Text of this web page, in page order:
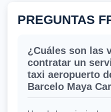
PREGUNTAS
¿Cuáles son las
contratar un
taxi aeropuerto
Barcelo Maya